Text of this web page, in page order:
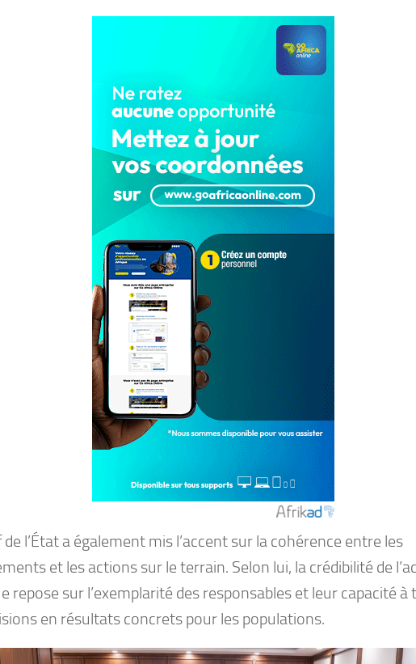
de l’État a également mis l’accent sur la cohérence entre les
et les actions sur le terrain. Selon lui, la crédibilité de
repose sur l’exemplarité des responsables et leur capacité à
en résultats concrets pour les populations.